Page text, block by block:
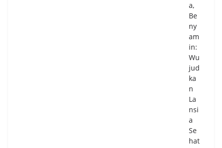
Sid
ak
Ta
mb
an
g
di
Boj
on
eg
ara
da
a,
Be
ny
am
in:
Wu
jud
ka
n
La
nsi
a
Se
hat